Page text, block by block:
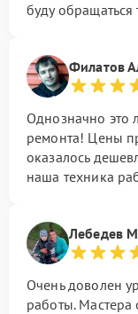
буду обращаться
Филатов
Однозначно это
ремонта! Цены
оказалось
наша техника
Лебедев
Очень доволен
работы. Мастера